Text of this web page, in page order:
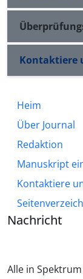
Kontaktiere
Heim
Über Journal
Redaktion
Manuskript
Kontaktiere
Nachricht
Alle in